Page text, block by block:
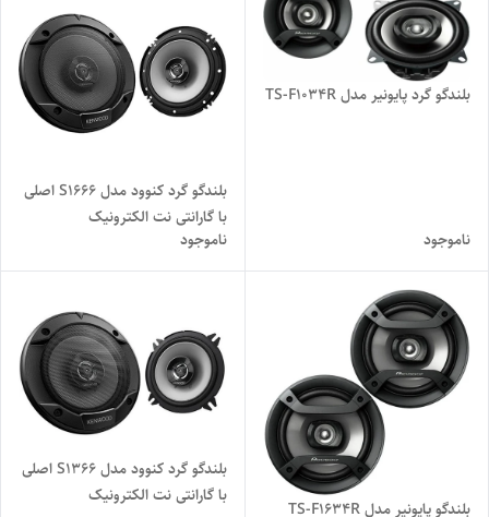
بلندگو گرد پایونیر مدل TS-F1034R
ناموجود
بلندگو گرد کنوود مدل S1666 اصلی
با گارانتی نت الکترونیک
ناموجود
بلندگو پایونیر مدل TS-F1634R
بلندگو گرد کنوود مدل S1366 اصلی
با گارانتی نت الکترونیک